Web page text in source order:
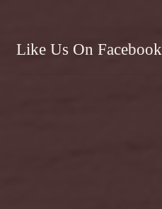
Like Us On Facebook